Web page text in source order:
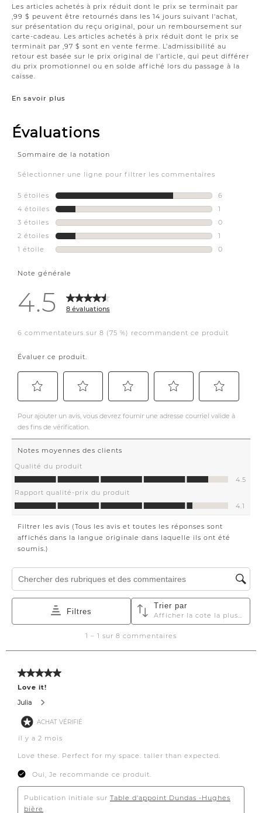
Les articles achetés à prix réduit dont le prix se terminait par
,99 $ peuvent être retournés dans les 14 jours suivant l'achat,
sur présentation du reçu original, pour un remboursement sur
carte-cadeau. Les articles achetés à prix réduit dont le prix se
terminait par ,97 $ sont en vente ferme. L’admissibilité au
retour est basée sur le prix original de l’article, qui peut différer
du prix promotionnel ou en solde affiché lors du passage à la
caisse.
En savoir plus